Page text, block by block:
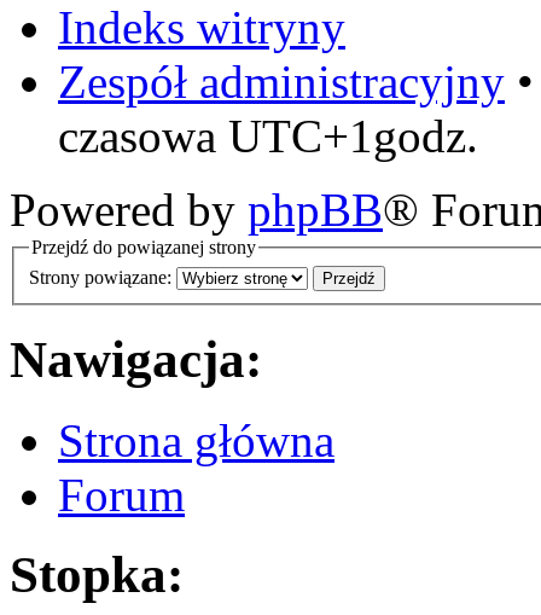
Indeks witryny
Zespół administracyjny
czasowa UTC+1godz.
Powered by phpBB®
Przejdź do powiązanej strony
Strony powiązane:
Nawigacja:
Strona główna
Forum
Stopka: